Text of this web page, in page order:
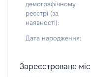
демографічному
реєстрі (за
наявності):
Дата народження:
Зареєстроване